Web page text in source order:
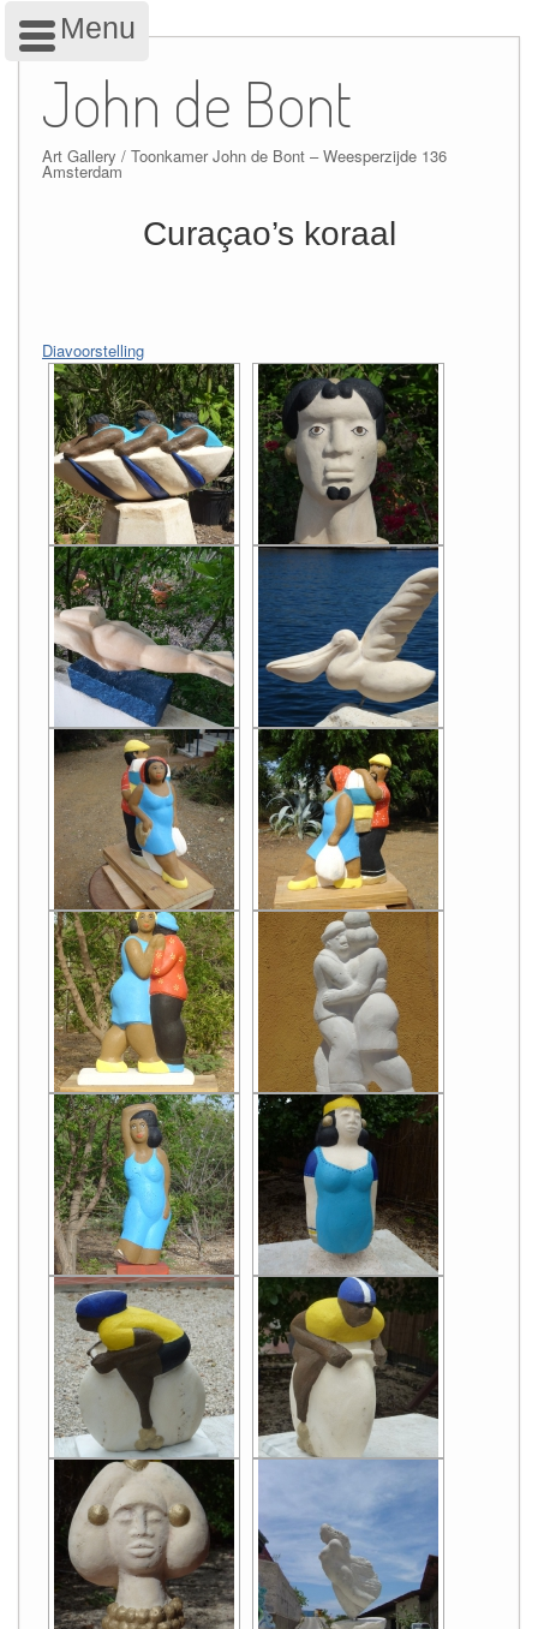
Skip
content
John de Bont
Art Gallery / Toonkamer John de Bont – Weesperzijde 136
Amsterdam
Curaçao’s koraal
Diavoorstelling
Menu